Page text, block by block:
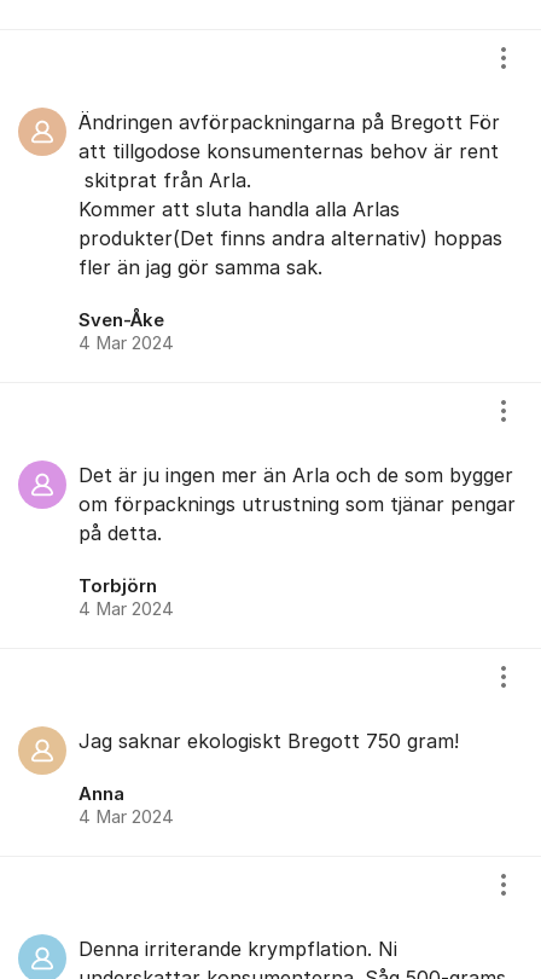
Ändringen avförpackningarna på Bregott För
att tillgodose konsumenternas behov är rent
skitprat från Arla.
Kommer att sluta handla alla Arlas
produkter(Det finns andra alternativ) hoppas
fler än jag gör samma sak.
Sven-Åke
4 Mar 2024
Det är ju ingen mer än Arla och de som bygger
om förpacknings utrustning som tjänar pengar
på detta.
Torbjörn
4 Mar 2024
Jag saknar ekologiskt Bregott 750 gram!
Anna
4 Mar 2024
Denna irriterande krympflation. Ni